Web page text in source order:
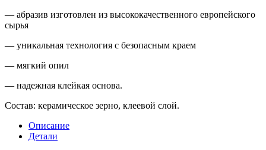
— абразив изготовлен из высококачественного европейского
сырья
— уникальная технология с безопасным краем
— мягкий опил
— надежная клейкая основа.
Состав: керамическое зерно, клеевой слой.
Описание
Детали